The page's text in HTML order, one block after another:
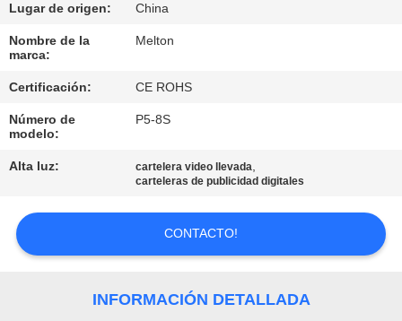
CALIDAD
COMPANY
NEWS
MAPA
SITIO
POLICY
Lugar de origen: China
Nombre de la
marca:
Melton
Certificación: CE ROHS
Número de
modelo:
P5-8S
Alta luz: cartelera video llevada,
carteleras de publicidad digitales
CONTACTO!
INFORMACIÓN DETALLADA